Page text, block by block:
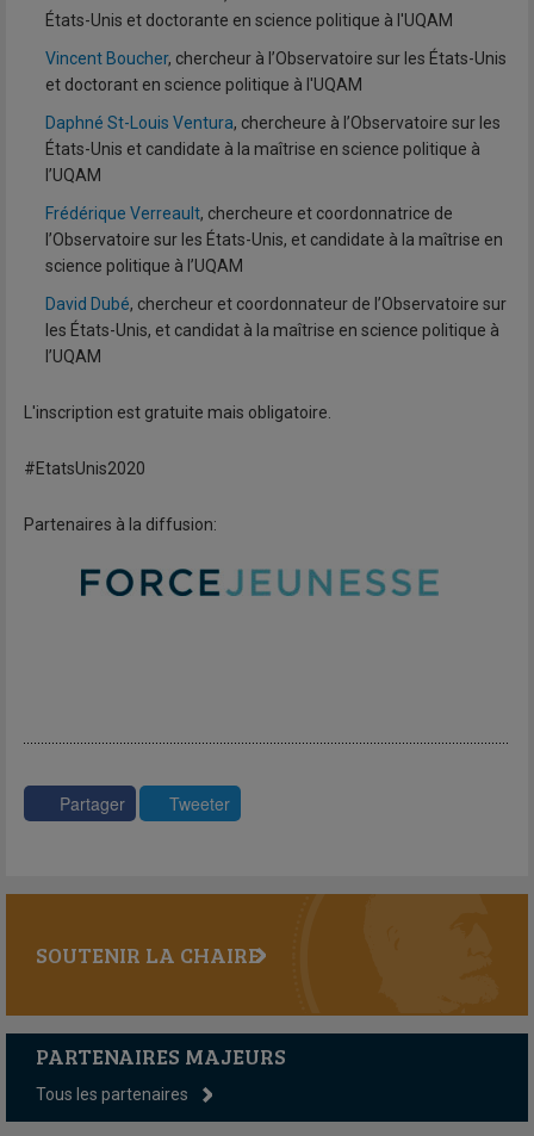
États-Unis et doctorante en science politique à l'UQAM
Vincent Boucher, chercheur à l’Observatoire sur les États-Unis
et doctorant en science politique à l'UQAM
Daphné St-Louis Ventura, chercheure à l’Observatoire sur les
États-Unis et candidate à la maîtrise en science politique à
l’UQAM
Frédérique Verreault, chercheure et coordonnatrice de
l’Observatoire sur les États-Unis, et candidate à la maîtrise en
science politique à l’UQAM
David Dubé, chercheur et coordonnateur de l’Observatoire sur
les États-Unis, et candidat à la maîtrise en science politique à
l’UQAM
L'inscription est gratuite mais obligatoire.
#EtatsUnis2020
Partenaires à la diffusion:
Partager Tweeter
SOUTENIR LA CHAIRE
PARTENAIRES MAJEURS
Tous les partenaires